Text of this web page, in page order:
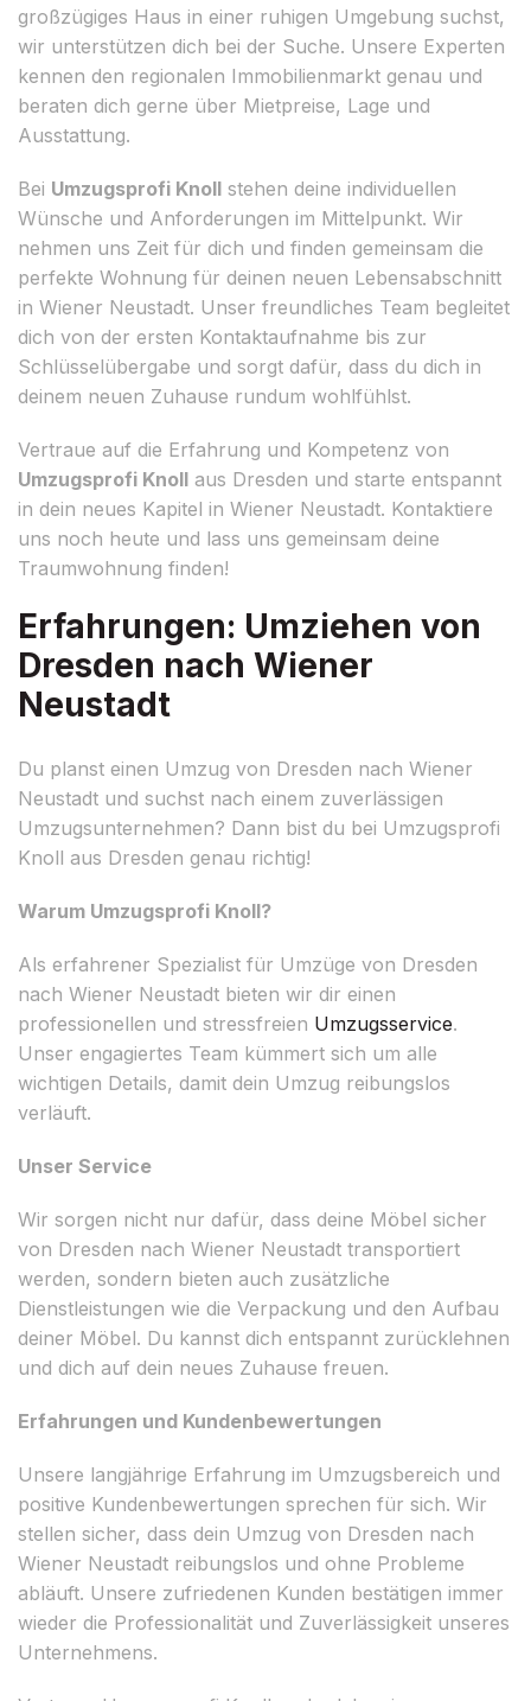
großzügiges Haus in einer ruhigen Umgebung suchst,
wir unterstützen dich bei der Suche. Unsere Experten
kennen den regionalen Immobilienmarkt genau und
beraten dich gerne über Mietpreise, Lage und
Ausstattung.
Bei Umzugsprofi Knoll stehen deine individuellen
Wünsche und Anforderungen im Mittelpunkt. Wir
nehmen uns Zeit für dich und finden gemeinsam die
perfekte Wohnung für deinen neuen Lebensabschnitt
in Wiener Neustadt. Unser freundliches Team begleitet
dich von der ersten Kontaktaufnahme bis zur
Schlüsselübergabe und sorgt dafür, dass du dich in
deinem neuen Zuhause rundum wohlfühlst.
Vertraue auf die Erfahrung und Kompetenz von
Umzugsprofi Knoll aus Dresden und starte entspannt
in dein neues Kapitel in Wiener Neustadt. Kontaktiere
uns noch heute und lass uns gemeinsam deine
Traumwohnung finden!
Erfahrungen: Umziehen von
Dresden nach Wiener
Neustadt
Du planst einen Umzug von Dresden nach Wiener
Neustadt und suchst nach einem zuverlässigen
Umzugsunternehmen? Dann bist du bei Umzugsprofi
Knoll aus Dresden genau richtig!
Warum Umzugsprofi Knoll?
Als erfahrener Spezialist für Umzüge von Dresden
nach Wiener Neustadt bieten wir dir einen
professionellen und stressfreien Umzugsservice.
Unser engagiertes Team kümmert sich um alle
wichtigen Details, damit dein Umzug reibungslos
verläuft.
Unser Service
Wir sorgen nicht nur dafür, dass deine Möbel sicher
von Dresden nach Wiener Neustadt transportiert
werden, sondern bieten auch zusätzliche
Dienstleistungen wie die Verpackung und den Aufbau
deiner Möbel. Du kannst dich entspannt zurücklehnen
und dich auf dein neues Zuhause freuen.
Erfahrungen und Kundenbewertungen
Unsere langjährige Erfahrung im Umzugsbereich und
positive Kundenbewertungen sprechen für sich. Wir
stellen sicher, dass dein Umzug von Dresden nach
Wiener Neustadt reibungslos und ohne Probleme
abläuft. Unsere zufriedenen Kunden bestätigen immer
wieder die Professionalität und Zuverlässigkeit unseres
Unternehmens.